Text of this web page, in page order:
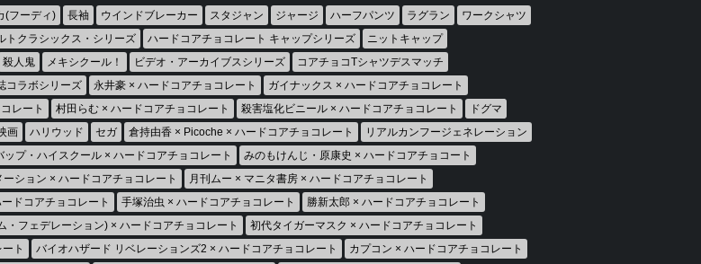
(フーディ) 長袖 ウインドブレーカー スタジャン ジャージ ハーフパンツ ラグラン
ワークシャツ
トクラシックス・シリーズ ハードコアチョコレート キャップシリーズ
ニットキャップ
殺人鬼 メキシクール！ ビデオ・アーカイブスシリーズ
コアチョコTシャツデスマッチ
コラボシリーズ 永井豪 × ハードコアチョコレート
ガイナックス × ハードコアチョコレート
レート 村田らむ × ハードコアチョコレート 殺害塩化ビニール × ハードコアチョコレート
ドグマ
画 ハリウッド セガ 倉持由香 × Picoche × ハードコアチョコレート
リアルカンフージェネレーション
ップ・ハイスクール × ハードコアチョコレート
みのもけんじ・原康史 × ハードコアチョコート
ション × ハードコアチョコレート
月刊ムー × マニタ書房 × ハードコアチョコレート
ドコアチョコレート 手塚治虫 × ハードコアチョコレート
勝新太郎 × ハードコアチョコレート
・フェデレーション) × ハードコアチョコレート
初代タイガーマスク × ハードコアチョコレート
ト バイオハザード リベレーションズ2 × ハードコアチョコレート
カプコン × ハードコアチョコレート